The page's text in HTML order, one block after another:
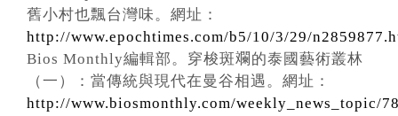
舊小村也飄台灣味。網址：
http://www.epochtimes.com/b5/10/3/29/
Bios Monthly編輯部。穿梭斑斕的泰國藝術叢林
（一）：當傳統與現代在曼谷相遇。網址：
http://www.biosmonthly.com/weekly_news_topic/